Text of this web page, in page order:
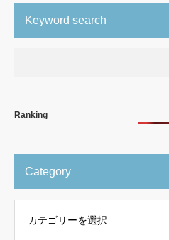
Keyword search
Ranking
Category